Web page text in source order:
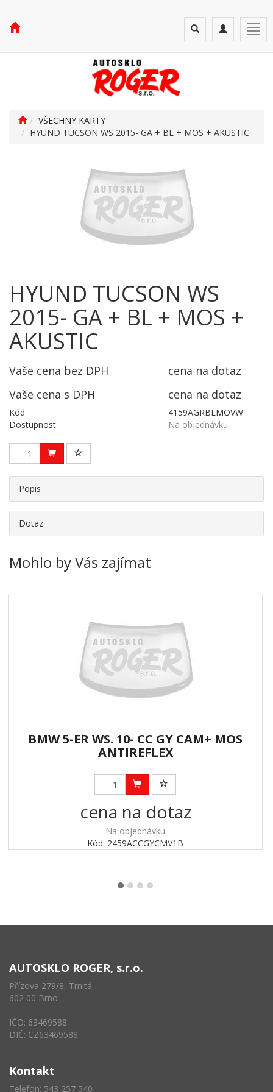
Toggle
navigation
Toggle
search
VŠECHNY KARTY
HYUND TUCSON WS 2015- GA + BL + MOS + AKUSTIC
HYUND TUCSON WS
2015- GA + BL + MOS +
AKUSTIC
Vaše cena bez DPH
cena na dotaz
Vaše cena s DPH
cena na dotaz
Kód
4159AGRBLMOVW
Dostupnost
Na objednávku
Popis
Dotaz
Mohlo by Vás zajímat
BMW 5-ER WS. 10- CC GY CAM+ MOS
ANTIREFLEX
cena na dotaz
Na objednávku
Kód: 2459ACCGYCMV1B
AUTOSKLO ROGER, s.r.o.
Přízova 279/8, Trnitá
602 00 Brno
IČO: 63469588
DIČ: CZ63469588
Kontakt
Telefon: 543 257 540